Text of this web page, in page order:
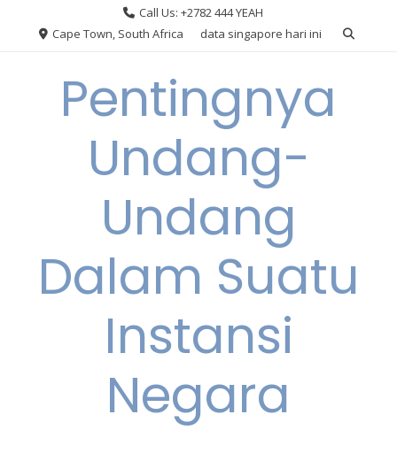
Call Us: +2782 444 YEAH
Cape Town, South Africa
data singapore hari ini
Pentingnya
Undang-
Undang
Dalam Suatu
Instansi
Negara